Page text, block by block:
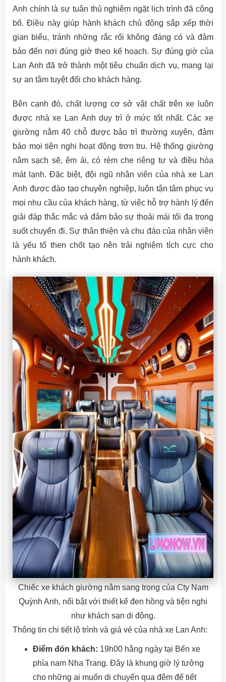
Anh chính là sự tuân thủ nghiêm ngặt lịch trình đã công
bố. Điều này giúp hành khách chủ động sắp xếp thời
gian biểu, tránh những rắc rối không đáng có và đảm
bảo đến nơi đúng giờ theo kế hoạch. Sự đúng giờ của
Lan Anh đã trở thành một tiêu chuẩn dịch vụ, mang lại
sự an tâm tuyệt đối cho khách hàng.
Bên cạnh đó, chất lượng cơ sở vật chất trên xe luôn
được nhà xe Lan Anh duy trì ở mức tốt nhất. Các xe
giường nằm 40 chỗ được bảo trì thường xuyên, đảm
bảo mọi tiện nghi hoạt động trơn tru. Hệ thống giường
nằm sạch sẽ, êm ái, có rèm che riêng tư và điều hòa
mát lạnh. Đặc biệt, đội ngũ nhân viên của nhà xe Lan
Anh được đào tạo chuyên nghiệp, luôn tận tâm phục vụ
mọi nhu cầu của khách hàng, từ việc hỗ trợ hành lý đến
giải đáp thắc mắc và đảm bảo sự thoải mái tối đa trong
suốt chuyến đi. Sự thân thiện và chu đáo của nhân viên
là yếu tố then chốt tạo nên trải nghiệm tích cực cho
hành khách.
Chiếc xe khách giường nằm sang trọng của Cty Nam
Quỳnh Anh, nổi bật với thiết kế đen hồng và tiện nghi
như khách sạn di động.
Thông tin chi tiết lộ trình và giá vé của nhà xe Lan Anh:
Điểm đón khách: 19h00 hằng ngày tại Bến xe
phía nam Nha Trang. Đây là khung giờ lý tưởng
cho những ai muốn di chuyển qua đêm để tiết